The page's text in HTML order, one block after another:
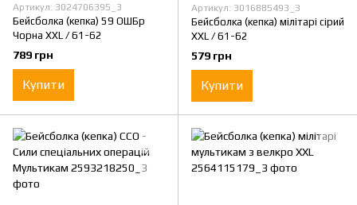
Артикул: 3024706395_3
Бейсболка (кепка) 59 ОШБр
Чорна XXL / 61-62
789 грн
Купити
Артикул: 3016885493_3
Бейсболка (кепка) мілітарі сірий
XXL / 61-62
579 грн
Купити